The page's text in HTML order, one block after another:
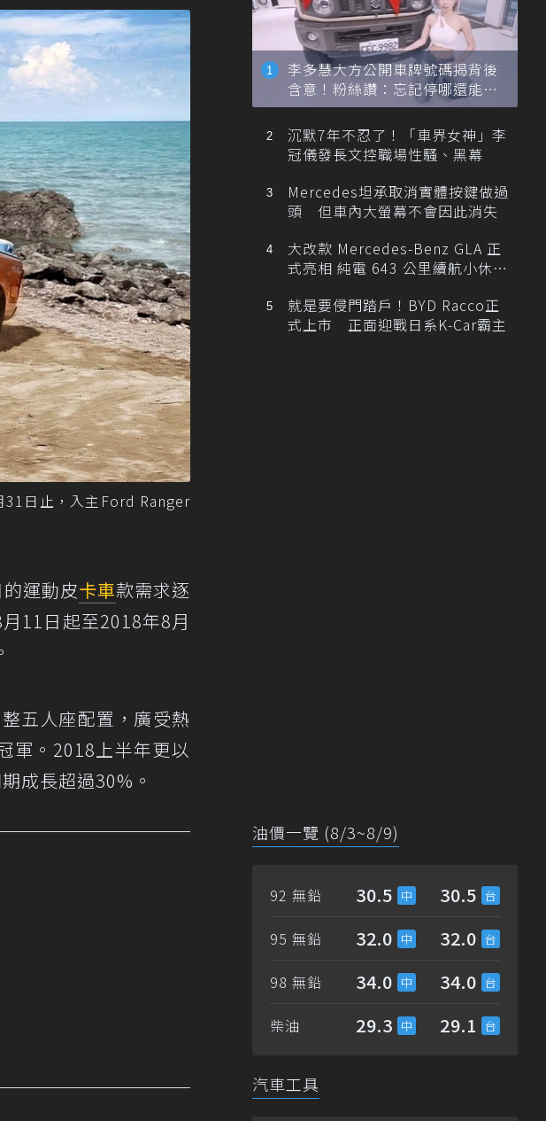
31日止，入主Ford Ranger
運動皮卡車款需求逐
11日起至2018年8月
五人座配置，廣受熱
軍。2018上半年更以
成長超過30%。
李多慧大方公開車牌號碼揭背後
含意！粉絲讚：忘記停哪還能幫
忙找車
沉默7年不忍了！「車界女神」李
冠儀發長文控職場性騷、黑幕
Mercedes坦承取消實體按鍵做過
頭 但車內大螢幕不會因此消失
大改款 Mercedes-Benz GLA 正
式亮相 純電 643 公里續航小休
就是要侵門踏戶！BYD Racco正
式上市 正面迎戰日系K-Car霸主
油價一覽 (8/3~8/9)
92 無鉛 30.5 30.5
95 無鉛 32.0 32.0
98 無鉛 34.0 34.0
柴油 29.3 29.1
汽車工具